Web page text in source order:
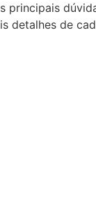
principais
detalhes de